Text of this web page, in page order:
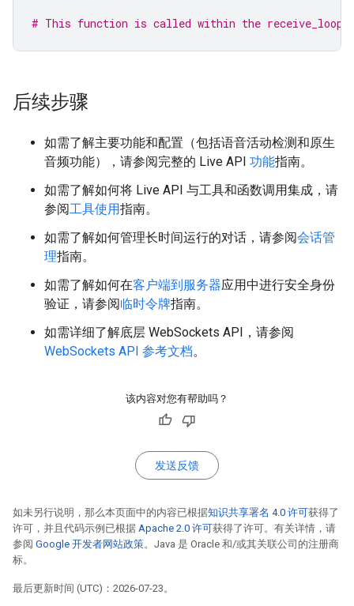
# This function is called within the receive_loop
后续步骤
如需了解主要功能和配置（包括语音活动检测和原生
音频功能），请参阅完整的 Live API 功能指南。
如需了解如何将 Live API 与工具和函数调用集成，请
参阅工具使用指南。
如需了解如何管理长时间运行的对话，请参阅会话管
理指南。
如需了解如何在客户端到服务器应用中进行安全身份
验证，请参阅临时令牌指南。
如需详细了解底层 WebSockets API，请参阅
WebSockets API 参考文档。
该内容对您有帮助吗？
发送反馈
如未另行说明，那么本页面中的内容已根据知识共享署名 4.0 许可获得了
许可，并且代码示例已根据 Apache 2.0 许可获得了许可。有关详情，请
参阅 Google 开发者网站政策。Java 是 Oracle 和/或其关联公司的注册商
标。
最后更新时间 (UTC)：2026-07-23。